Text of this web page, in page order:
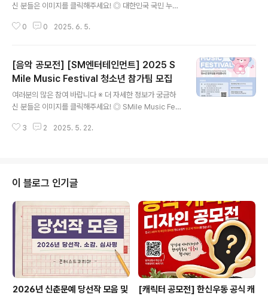
신 분들은 이미지를 클릭해주세요! ◎ 대한민국 국민 누구
버스킹 경연대회 참가자 모집!2025 서울거리공연 사업에
회」를 개최합니다.이에 참여할 시민을 공개 모집하오니 관
심있는 분들의 많은 참여 바랍니다. ◎ 모집규모50팀 ◎
모집부문청소년(2007년생 이하) 부문 25팀 / 일반 시민
부문 25팀 ◎ 신청기간’25. 5. 23.(금) ~ 6. 12.(목) 18:0
외) 이..
0 0 2025. 6. 5.
[음악 공모전] [SM엔터테인먼트] 2025 S
Mile Music Festival 청소년 참가팀 모집
여러분의 많은 참여 바랍니다 ※ 더 자세한 정보가 궁금하
신 분들은 이미지를 클릭해주세요! ◎ SMile Music Fest
공헌 프로그램 ‘2025 SMile Music Festival (스마일 뮤
면 지금 바로 도전해 보세요! ◎ 모집 대상- 대상: 전국 중·
고등학생 및 14~19 세 청소년 (2007 년생~2012 년생)
2~6 인으로 구성된 팀 (부문별 인원 상이)- 분야: 댄스, 보
컬, 밴드 (댄스, 보컬 : ..
3 2 2025. 5. 22.
이 블로그 인기글
2026년 신춘문예 당선작 모음 및
[캐릭터 공모전] 한신우동 공식 캐